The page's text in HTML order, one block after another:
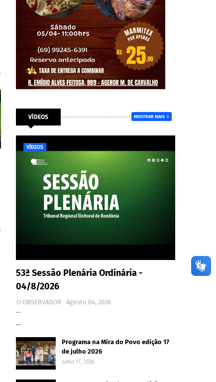
VÍDEOS MOSTRAR MAIS
VÍDEOS
53ª Sessão Plenária Ordinária -
04/8/2026
O OBSERVADOR
Agosto 04, 2026
…
…
Programa na Mira do Povo edição 17
de julho 2026
Julho 17, 2026